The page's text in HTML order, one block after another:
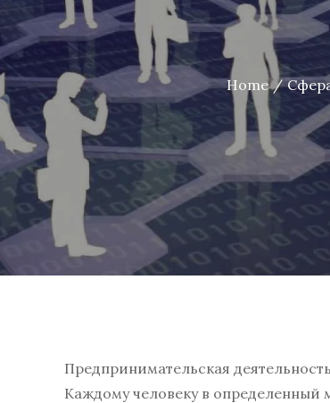
Home
Предпринимательская
Каждому человеку в определенный